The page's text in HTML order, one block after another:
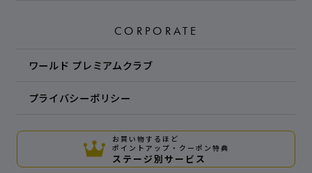
CORPORATE
ワールド プレミアムクラブ
プライバシーポリシー
お買い物するほど
ポイントアップ・クーポン特典
ステージ別サービス